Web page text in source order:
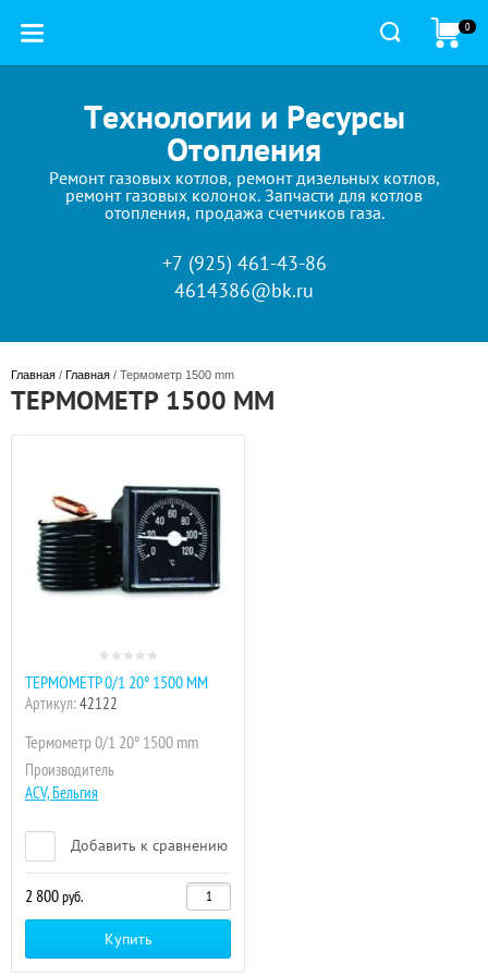
Технологии и Ресурсы
Отопления
Ремонт газовых котлов, ремонт дизельных котлов,
ремонт газовых колонок. Запчасти для котлов
отопления, продажа счетчиков газа.
+7 (925) 461-43-86
4614386@bk.ru
0
Главная / Главная / Термометр 1500 mm
ТЕРМОМЕТР 1500 MM
ТЕРМОМЕТР 0/1 20° 1500 MM
Артикул:42122
Термометр 0/1 20° 1500 mm
Производитель
ACV, Бельгия
Добавить к сравнению
2 800руб.
Купить